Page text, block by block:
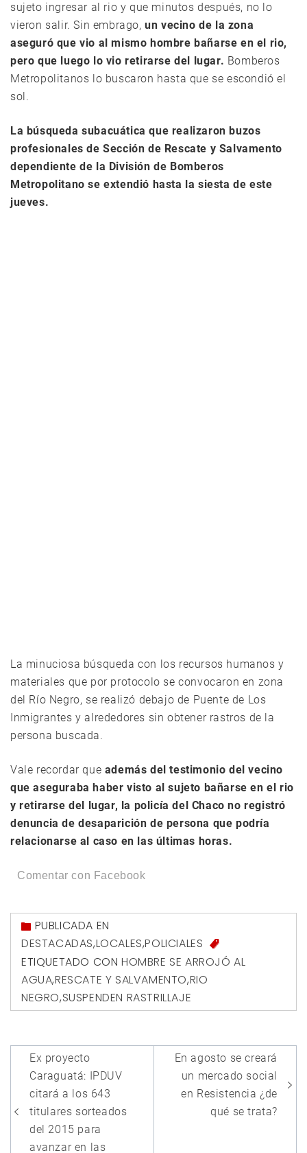
sujeto ingresar al rio y que minutos después, no lo
vieron salir. Sin embrago,un vecino de la zona
aseguró que vio al mismo hombre bañarse en el rio,
pero que luego lo vio retirarse del lugar. Bomberos
Metropolitanos lo buscaron hasta que se escondió el
sol.
La búsqueda subacuática que realizaron buzos
profesionales de Sección de Rescate y Salvamento
dependiente de la División de Bomberos
Metropolitano se extendió hasta la siesta de este
jueves.
La minuciosa búsqueda con los recursos humanos y
materiales que por protocolo se convocaron en zona
del Río Negro, se realizó debajo de Puente de Los
Inmigrantes y alrededores sin obtener rastros de la
persona buscada.
Vale recordar que además del testimonio del vecino
que aseguraba haber visto al sujeto bañarse en el rio
y retirarse del lugar, la policía del Chaco no registró
denuncia de desaparición de persona que podría
relacionarse al caso en las últimas horas.
Comentar con Facebook
PUBLICADA EN
DESTACADAS,LOCALES,POLICIALES
ETIQUETADO CON HOMBRE SE ARROJÓ AL
AGUA,RESCATE Y SALVAMENTO,RIO
NEGRO,SUSPENDEN RASTRILLAJE
Navegación
de
entradas
Ex proyecto
Caraguatá: IPDUV
citará a los 643
titulares sorteados
del 2015 para
avanzar en las
En agosto se creará
un mercado social
en Resistencia ¿de
qué se trata?